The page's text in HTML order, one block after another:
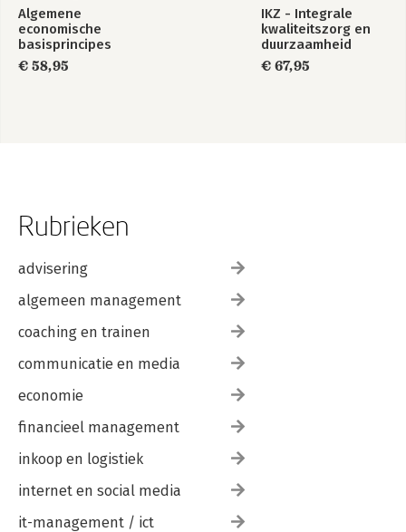
Algemene
economische
basisprincipes
€ 58,95
IKZ - Integrale
kwaliteitszorg en
duurzaamheid
€ 67,95
Rubrieken
advisering
algemeen management
coaching en trainen
communicatie en media
economie
financieel management
inkoop en logistiek
internet en social media
it-management / ict